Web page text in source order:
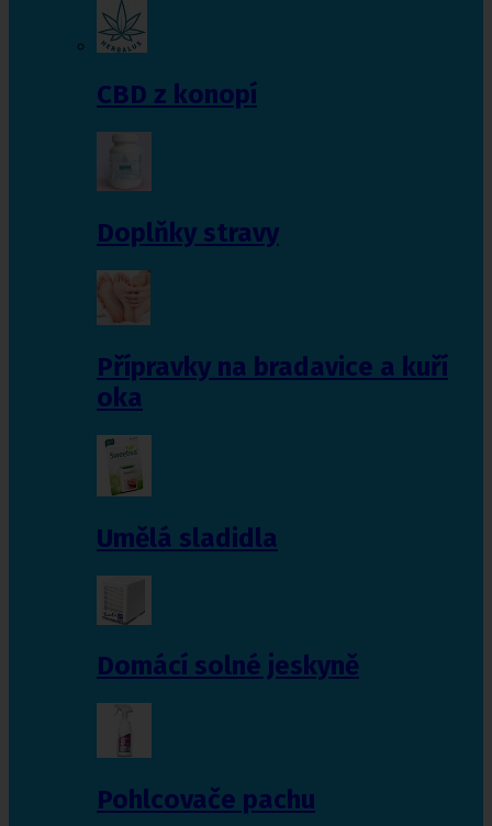
CBD z konopí
Doplňky stravy
Přípravky na bradavice a kuří
oka
Umělá sladidla
Domácí solné jeskyně
Pohlcovače pachu